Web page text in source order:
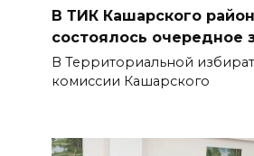
В ТИК Кашарского
состоялось очередное
В Территориальной
комиссии Кашарского